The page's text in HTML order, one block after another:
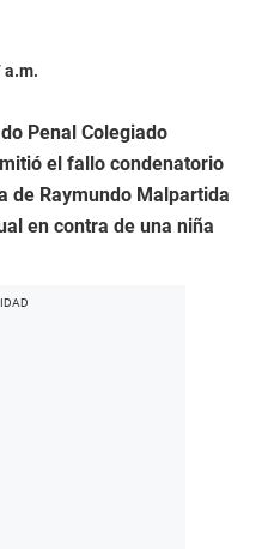
a.m.
Penal Colegiado
el fallo condenatorio
de Raymundo Malpartida
en contra de una niña